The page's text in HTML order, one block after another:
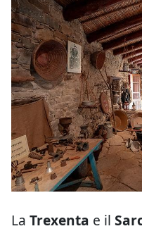
La Trexenta e il